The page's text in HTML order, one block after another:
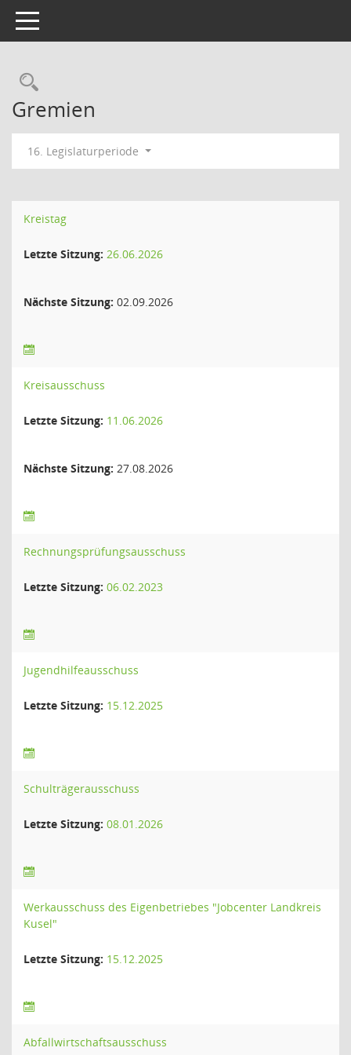
Toggle navigation
Rechercheauswahl
Gremien
16. Legislaturperiode
Kreistag
Letzte Sitzung: 26.06.2026
Nächste Sitzung: 02.09.2026
Kreisausschuss
Letzte Sitzung: 11.06.2026
Nächste Sitzung: 27.08.2026
Rechnungsprüfungsausschuss
Letzte Sitzung: 06.02.2023
Jugendhilfeausschuss
Letzte Sitzung: 15.12.2025
Schulträgerausschuss
Letzte Sitzung: 08.01.2026
Werkausschuss des Eigenbetriebes "Jobcenter Landkreis
Kusel"
Letzte Sitzung: 15.12.2025
Abfallwirtschaftsausschuss